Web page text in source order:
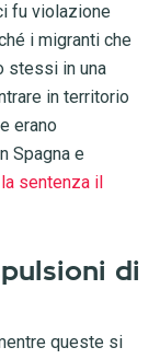
fu violazione
i migranti che
stessi in una
in territorio
erano
Spagna e
sentenza il
di
queste si